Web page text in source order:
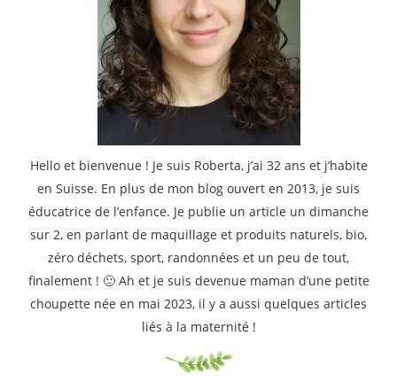
Hello et bienvenue ! Je suis Roberta, j’ai 32 ans et j’habite
en Suisse. En plus de mon blog ouvert en 2013, je suis
éducatrice de l’enfance. Je publie un article un dimanche
sur 2, en parlant de maquillage et produits naturels, bio,
zéro déchets, sport, randonnées et un peu de tout,
finalement ! 🙂 Ah et je suis devenue maman d’une petite
choupette née en mai 2023, il y a aussi quelques articles
liés à la maternité !